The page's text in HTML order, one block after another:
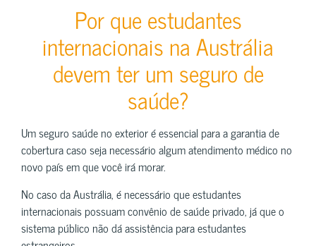
Por que estudantes
internacionais na Austrália
devem ter um seguro de
saúde?
Um seguro saúde no exterior é essencial para a garantia de
cobertura caso seja necessário algum atendimento médico no
novo país em que você irá morar.
No caso da Austrália, é necessário que estudantes
internacionais possuam convênio de saúde privado, já que o
sistema público não dá assistência para estudantes